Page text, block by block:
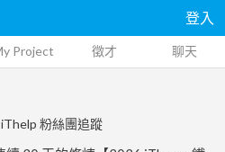
登入
Project 徵才 聊天
粉絲團追蹤